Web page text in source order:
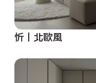
忻丨北歐風